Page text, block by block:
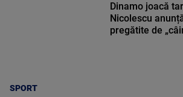
SPORT
Dinamo joacă
Nicolescu
pregătite de